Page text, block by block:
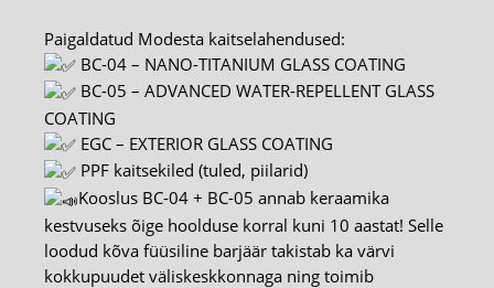
Paigaldatud Modesta kaitselahendused:
BC-04 – NANO-TITANIUM GLASS COATING
BC-05 – ADVANCED WATER-REPELLENT GLASS
COATING
EGC – EXTERIOR GLASS COATING
PPF kaitsekiled (tuled, piilarid)
Kooslus BC-04 + BC-05 annab keraamika
kestvuseks õige hoolduse korral kuni 10 aastat! Selle
loodud kõva füüsiline barjäär takistab ka värvi
kokkupuudet väliskeskkonnaga ning toimib